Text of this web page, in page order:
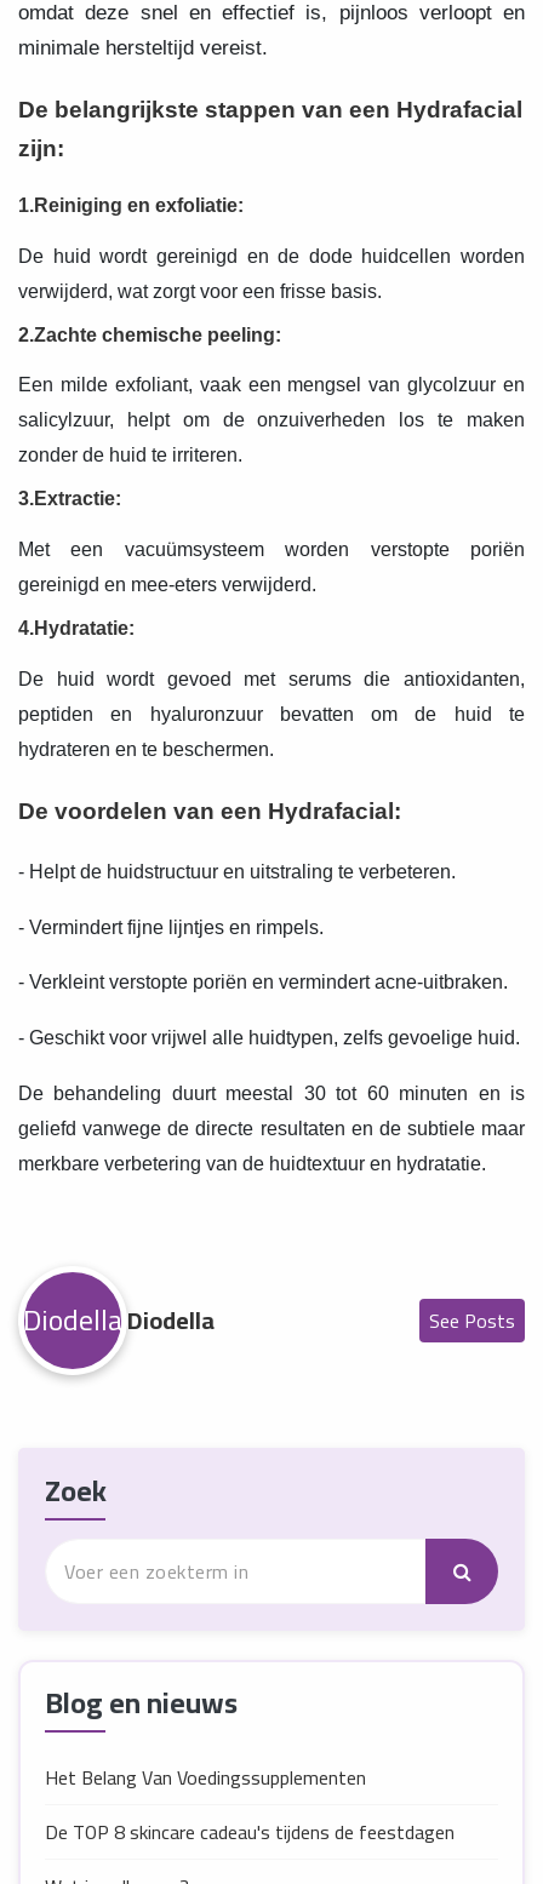
omdat deze snel en effectief is, pijnloos verloopt en
minimale hersteltijd vereist.
De belangrijkste stappen van een Hydrafacial
zijn:
1.Reiniging en exfoliatie:
De huid wordt gereinigd en de dode huidcellen worden
verwijderd, wat zorgt voor een frisse basis.
2.Zachte chemische peeling:
Een milde exfoliant, vaak een mengsel van glycolzuur en
salicylzuur, helpt om de onzuiverheden los te maken
zonder de huid te irriteren.
3.Extractie:
Met een vacuümsysteem worden verstopte poriën
gereinigd en mee-eters verwijderd.
4.Hydratatie:
De huid wordt gevoed met serums die antioxidanten,
peptiden en hyaluronzuur bevatten om de huid te
hydrateren en te beschermen.
De voordelen van een Hydrafacial:
- Helpt de huidstructuur en uitstraling te verbeteren.
- Vermindert fijne lijntjes en rimpels.
- Verkleint verstopte poriën en vermindert acne-uitbraken.
- Geschikt voor vrijwel alle huidtypen, zelfs gevoelige huid.
De behandeling duurt meestal 30 tot 60 minuten en is
geliefd vanwege de directe resultaten en de subtiele maar
merkbare verbetering van de huidtextuur en hydratatie.
DiodellaDiodella See Posts
Zoek
Blog en nieuws
Het Belang Van Voedingssupplementen
De TOP 8 skincare cadeau's tijdens de feestdagen